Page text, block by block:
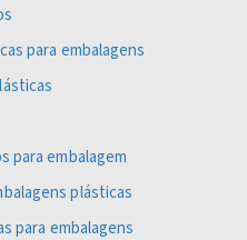
para embalagens
para embalagem
plásticas
para embalagens